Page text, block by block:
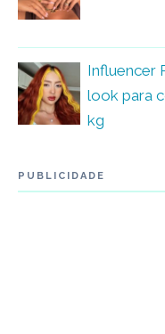
Influencer
look para
kg
PUBLICIDADE